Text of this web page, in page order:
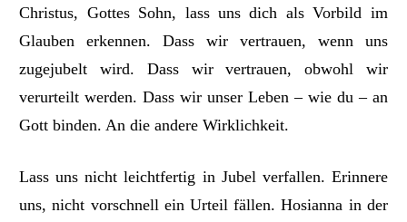
Christus, Gottes Sohn, lass uns dich als Vorbild im
Glauben erkennen. Dass wir vertrauen, wenn uns
zugejubelt wird. Dass wir vertrauen, obwohl wir
verurteilt werden. Dass wir unser Leben – wie du – an
Gott binden. An die andere Wirklichkeit.
Lass uns nicht leichtfertig in Jubel verfallen. Erinnere
uns, nicht vorschnell ein Urteil fällen. Hosianna in der